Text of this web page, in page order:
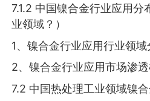
7.1.2 中国镍合金行业应用
业领域？）
1、镍合金行业应用行业领域
2、镍合金行业应用市场渗
7.2 中国热处理工业领域镍